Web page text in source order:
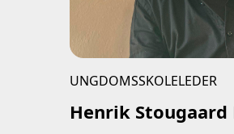
UNGDOMSSKOLELEDER
Henrik Stougaard